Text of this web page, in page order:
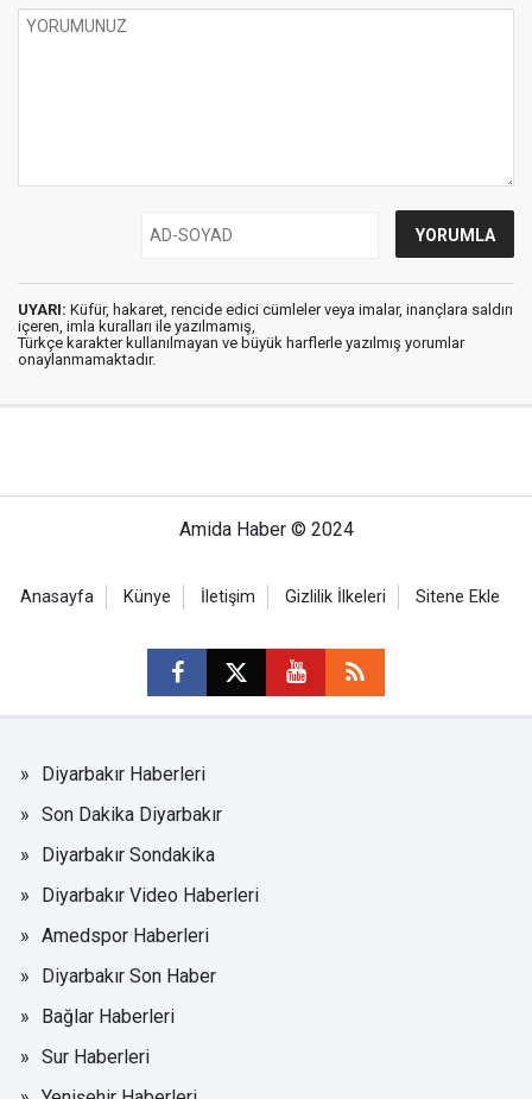
UYARI: Küfür, hakaret, rencide edici cümleler veya imalar, inançlara saldırı
içeren, imla kuralları ile yazılmamış,
Türkçe karakter kullanılmayan ve büyük harflerle yazılmış yorumlar
onaylanmamaktadır.
Amida Haber © 2024
Anasayfa Künye İletişim Gizlilik İlkeleri Sitene Ekle
Diyarbakır Haberleri
Son Dakika Diyarbakır
Diyarbakır Sondakika
Diyarbakır Video Haberleri
Amedspor Haberleri
Diyarbakır Son Haber
Bağlar Haberleri
Sur Haberleri